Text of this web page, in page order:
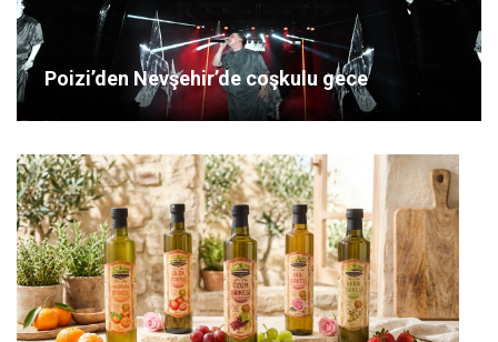
Poizi’den Nevşehir’de coşkulu gece